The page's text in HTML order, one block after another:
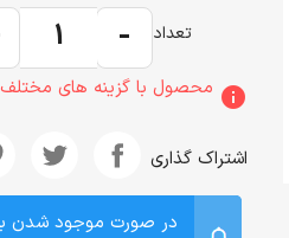
تعداد -
info محصول با گزینه های
اشتراک گذاری
در صورت موجود شدن